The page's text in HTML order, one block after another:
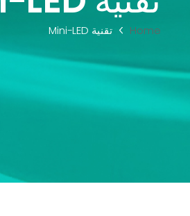
Home تقنية Mini-LED